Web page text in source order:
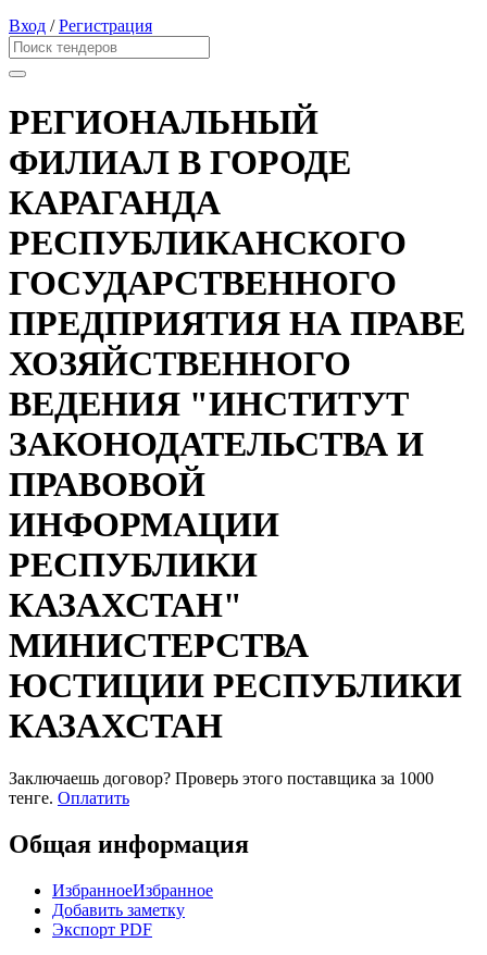
Вход /Регистрация
РЕГИОНАЛЬНЫЙ
ФИЛИАЛ В ГОРОДЕ
КАРАГАНДА
РЕСПУБЛИКАНСКОГО
ГОСУДАРСТВЕННОГО
ПРЕДПРИЯТИЯ НА ПРАВЕ
ХОЗЯЙСТВЕННОГО
ВЕДЕНИЯ "ИНСТИТУТ
ЗАКОНОДАТЕЛЬСТВА И
ПРАВОВОЙ
ИНФОРМАЦИИ
РЕСПУБЛИКИ
КАЗАХСТАН"
МИНИСТЕРСТВА
ЮСТИЦИИ РЕСПУБЛИКИ
КАЗАХСТАН
Заключаешь договор? Проверь этого поставщика за 1000
тенге. Оплатить
Общая информация
ИзбранноеИзбранное
Добавить заметку
Экспорт PDF